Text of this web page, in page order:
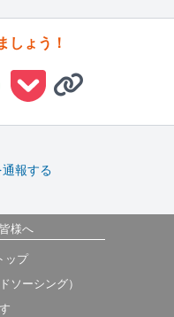
しょう！
報する
様へ
ップ
ソーシング）